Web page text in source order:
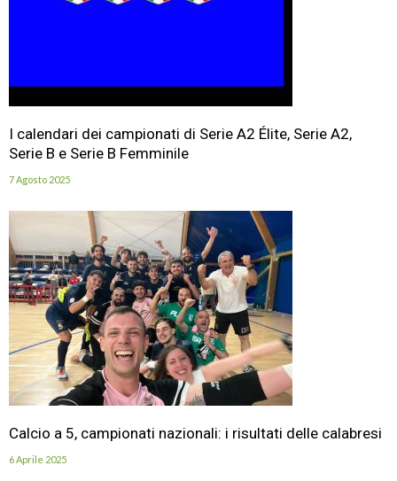
I calendari dei campionati di Serie A2 Élite, Serie A2,
Serie B e Serie B Femminile
7 Agosto 2025
Calcio a 5, campionati nazionali: i risultati delle calabresi
6 Aprile 2025